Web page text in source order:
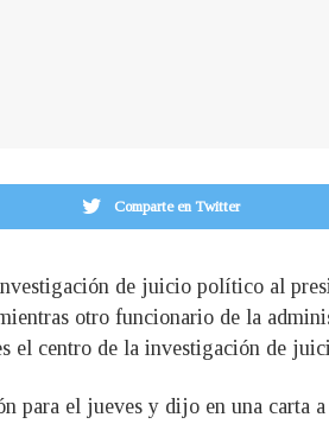
Comparte en Twitter
de juicio político al
otro funcionario de la
el centro de la investigación de
para el jueves y dijo en una carta a